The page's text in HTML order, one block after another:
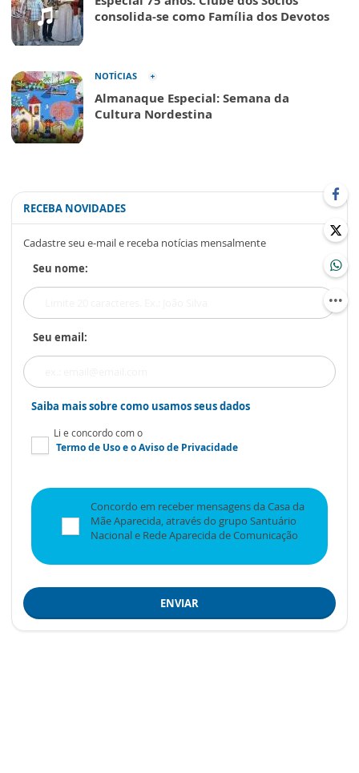
consolida-se como Família dos Devotos
NOTÍCIAS
Almanaque Especial: Semana da
Cultura Nordestina
RECEBA NOVIDADES
Cadastre seu e-mail e receba notícias mensalmente
Seu nome:
Seu email:
Saiba mais sobre como usamos seus dados
Li e concordo com o
Termo de Usoe oAviso de Privacidade
Concordo em receber mensagens da Casa da
Mãe Aparecida, através do grupo Santuário
Nacional e Rede Aparecida de Comunicação
ENVIAR